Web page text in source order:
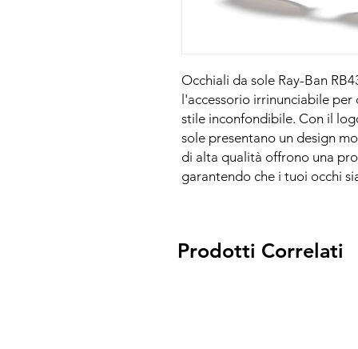
Occhiali da sole Ray-Ban
l'accessorio irrinunciabile per
stile inconfondibile. Con il
sole presentano un design
di alta qualità offrono una
garantendo che i tuoi occhi
Prodotti Correlati